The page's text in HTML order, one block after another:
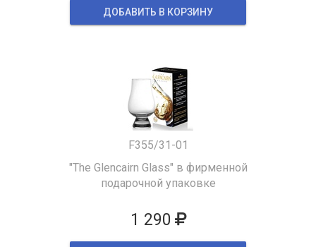
ДОБАВИТЬ В КОРЗИНУ
F355/31-01
"The Glencairn Glass" в фирменной
подарочной упаковке
1 290